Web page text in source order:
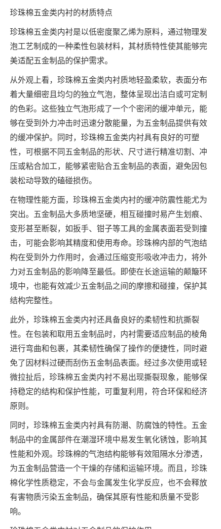
珍珠棉五金类内衬的材质特点
珍珠棉五金类内衬是以低密度聚乙烯为原料，通过物理发
泡工艺制成的一种柔性包装材料，其材质特性使其能够完
美适配五金制品的保护需求。
从外观上看，珍珠棉五金类内衬质地轻盈柔软，表面分布
着大量细密且均匀的独立气泡，整体呈现出洁白或可定制
的色彩。这些独立气泡形成了一个个密闭的缓冲单元，能
够在受到外力冲击时迅速分散能量，为五金制品提供有效
的缓冲保护。同时，珍珠棉五金类内衬具有良好的可塑
性，可根据不同五金制品的形状、尺寸进行精准切割、冲
压或粘合加工，能够紧密贴合五金制品的表面，避免因包
装松动导致的磕碰损伤。
在物理性能方面，珍珠棉五金类内衬的缓冲防震性能尤为
突出。五金制品大多质地坚硬，相互碰撞时易产生划痕、
变形甚至断裂，如扳手、钳子等工具的金属表面若受到撞
击，可能会影响其精度和使用寿命。珍珠棉内部的气泡结
构在受到外力作用时，会通过压缩变形吸收冲击力，将外
力对五金制品的影响降至最低。即使在长途运输的颠簸环
境中，也能有效减少五金制品之间的摩擦和碰撞，保护其
结构完整性。
此外，珍珠棉五金类内衬还具备良好的柔韧性和抗撕裂
性。在包装和取用五金制品时，内衬需要适应制品的棱角
进行弯曲和包裹，其柔韧性确保了操作的便捷性，同时避
免了因材料过硬而刮伤五金制品表面。经过多次使用或轻
微拉扯后，珍珠棉五金类内衬不易出现撕裂现象，能够保
持稳定的结构和保护性能，可重复利用，符合环保和经济
原则。
同时，珍珠棉五金类内衬具有防潮、防腐蚀的特性。五金
制品中的金属部件在潮湿环境中易发生氧化锈蚀，影响其
性能和外观。珍珠棉的气泡结构能够有效阻隔水分渗透，
为五金制品营造一个干燥的存储和运输环境。而且，珍珠
棉化学性质稳定，不会与金属发生化学反应，也不会释放
有害物质污染五金制品，确保其原有性能和质量不受影
响。